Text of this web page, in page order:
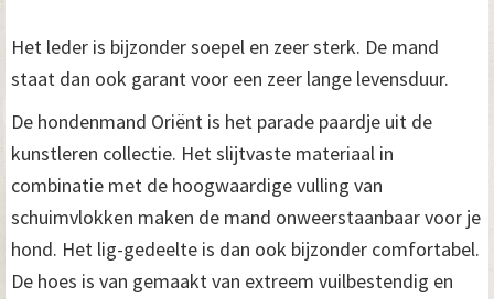
Het leder is bijzonder soepel en zeer sterk. De mand
staat dan ook garant voor een zeer lange levensduur.
De hondenmand Oriënt is het parade paardje uit de
kunstleren collectie. Het slijtvaste materiaal in
combinatie met de hoogwaardige vulling van
schuimvlokken maken de mand onweerstaanbaar voor je
hond. Het lig-gedeelte is dan ook bijzonder comfortabel.
De hoes is van gemaakt van extreem vuilbestendig en